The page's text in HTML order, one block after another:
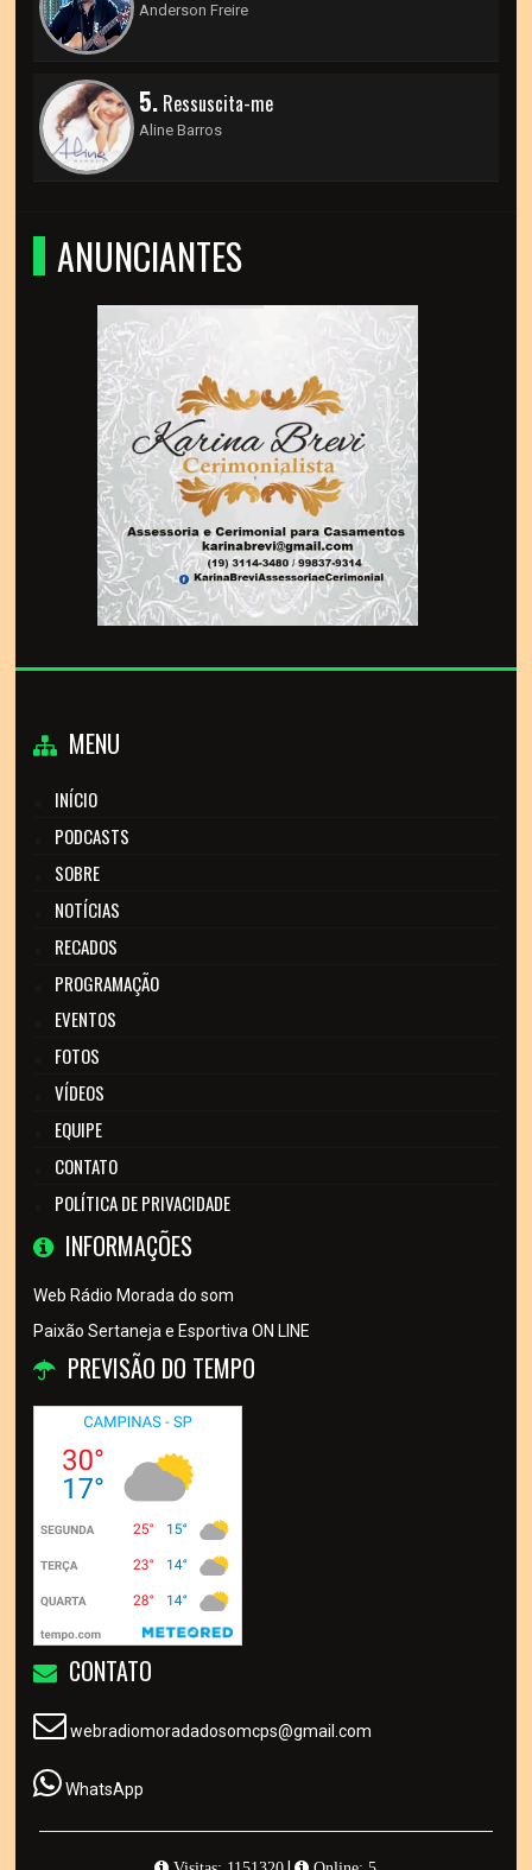
Anderson Freire
5. Ressuscita-me
Aline Barros
ANUNCIANTES
MENU
INÍCIO
PODCASTS
SOBRE
NOTÍCIAS
RECADOS
PROGRAMAÇÃO
EVENTOS
FOTOS
VÍDEOS
EQUIPE
CONTATO
POLÍTICA DE PRIVACIDADE
INFORMAÇÕES
Web Rádio Morada do som
Paixão Sertaneja e Esportiva ON LINE
PREVISÃO DO TEMPO
CONTATO
webradiomoradadosomcps@gmail.com
WhatsApp